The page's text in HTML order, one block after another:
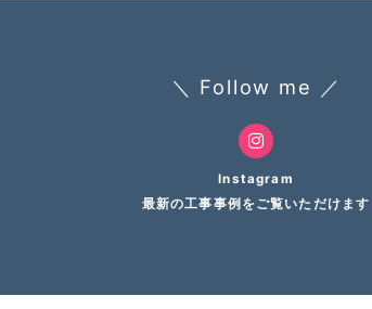
＼ Follow me ／
Instagram
最新の工事事例をご覧いただけます